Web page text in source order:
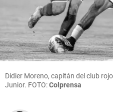
Didier Moreno, capitán del club
Junior. FOTO:Colprensa